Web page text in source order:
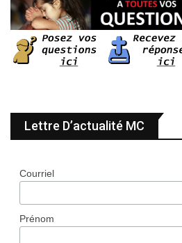
Lettre D’actualité MC
Courriel
Prénom